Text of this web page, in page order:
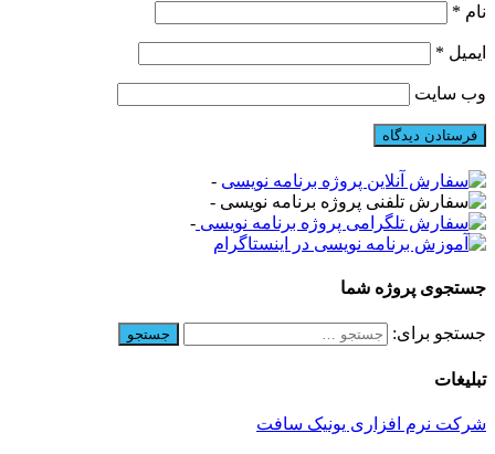
نام *
ایمیل *
وب‌ سایت
-
-
-
جستجوی پروژه شما
جستجو برای:
تبلیغات
شرکت نرم افزاری یونیک سافت